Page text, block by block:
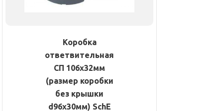
Коробка
ответвительная
СП 106х32мм
(размер коробки
без крышки
d96х30мм) SchE